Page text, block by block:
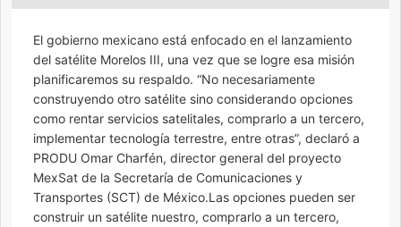
El gobierno mexicano está enfocado en el lanzamiento
del satélite Morelos III, una vez que se logre esa misión
planificaremos su respaldo. “No necesariamente
construyendo otro satélite sino considerando opciones
como rentar servicios satelitales, comprarlo a un tercero,
implementar tecnología terrestre, entre otras”, declaró a
PRODU Omar Charfén, director general del proyecto
MexSat de la Secretaría de Comunicaciones y
Transportes (SCT) de México.Las opciones pueden ser
construir un satélite nuestro, comprarlo a un tercero,